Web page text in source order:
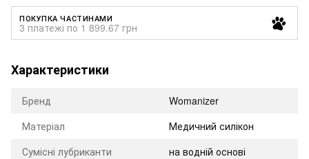
ПОКУПКА ЧАСТИНАМИ
3 платежі по 1 899.67 грн
Характеристики
Бренд
Womanizer
Матеріал
Медичний силікон
Сумісні лубриканти
на водній основі